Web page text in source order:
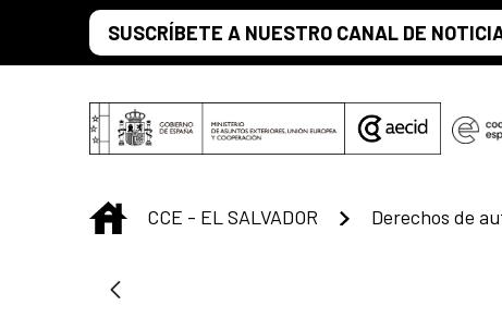
Saltar al contenido principal
SUSCRÍBETE A NUESTRO CANAL DE
INICIO
CCE - EL SALVADOR Derechos de